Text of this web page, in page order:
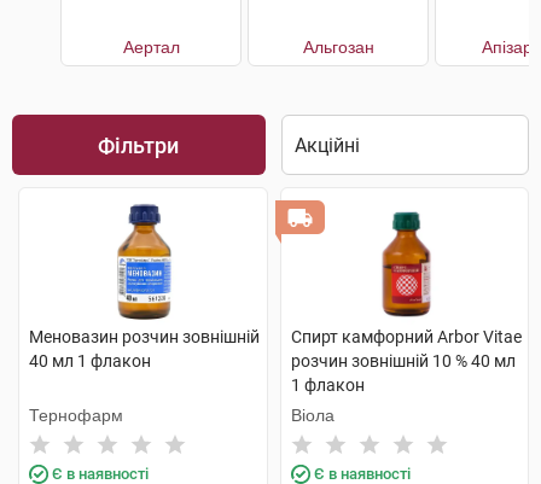
Аертал Альгозан
Фільтри
Меновазин розчин зовнішній
40 мл 1 флакон
Тернофарм
Є в наявності
Спирт камфорний Arbor Vitae
розчин зовнішній 10 % 40 мл
1 флакон
Віола
Є в наявності